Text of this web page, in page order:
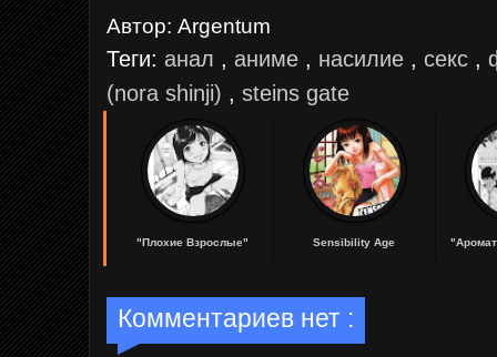
Автор: Argentum
Теги: анал , аниме , насилие , секс ,
(nora shinji) , steins gate
"Плохие Взрослые" Sensibility Age
Комментариев нет :